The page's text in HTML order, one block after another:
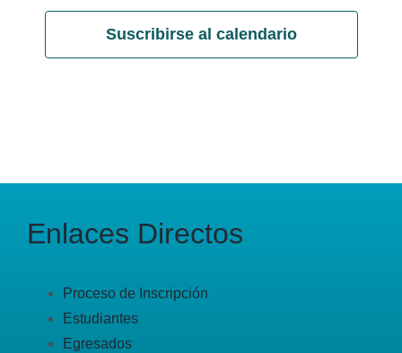
Suscribirse al calendario
Enlaces Directos
Proceso de Inscripción
Estudiantes
Egresados